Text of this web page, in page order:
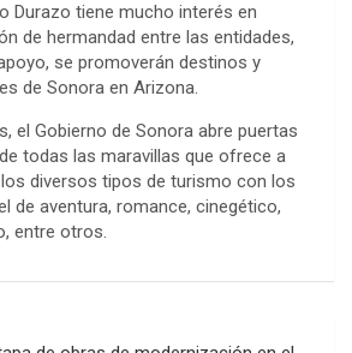
Durazo tiene mucho interés en
de hermandad entre las entidades,
se promoverán destinos y
de Sonora en Arizona.
el Gobierno de Sonora abre puertas
todas las maravillas que ofrece a
diversos tipos de turismo con los
de aventura, romance, cinegético,
entre otros.